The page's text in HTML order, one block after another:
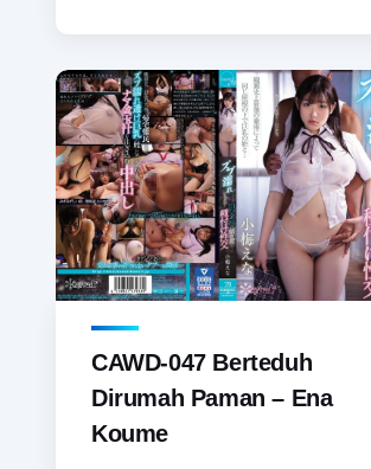
CAWD-047 Berteduh
Dirumah Paman – Ena
Koume